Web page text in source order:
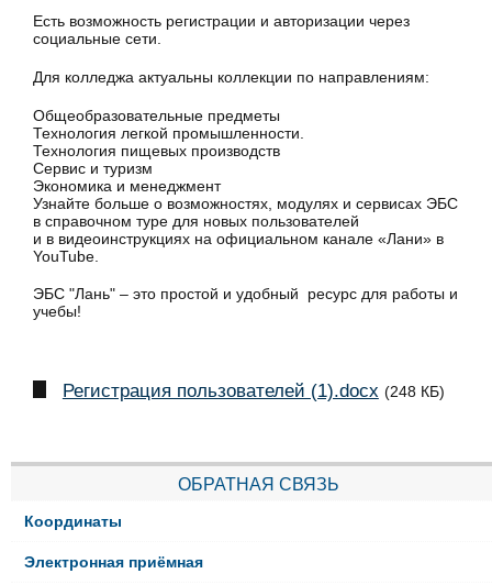
Есть возможность регистрации и авторизации через
социальные сети.
Для колледжа актуальны коллекции по направлениям:
Общеобразовательные предметы
Технология легкой промышленности.
Технология пищевых производств
Сервис и туризм
Экономика и менеджмент
Узнайте больше о возможностях, модулях и сервисах ЭБС
в справочном туре для новых пользователей
и в видеоинструкциях на официальном канале «Лани» в
YouTube.
ЭБС "Лань" – это простой и удобный ресурс для работы и
учебы!
Регистрация пользователей (1).docx (248 КБ)
ОБРАТНАЯ СВЯЗЬ
Координаты
Электронная приёмная